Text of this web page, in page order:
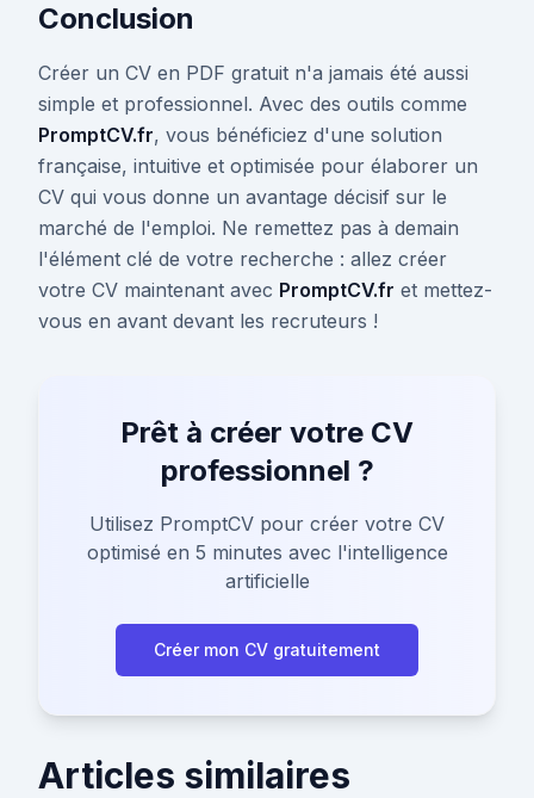
Conclusion
Créer un CV en PDF gratuit n'a jamais été aussi
simple et professionnel. Avec des outils comme
PromptCV.fr, vous bénéficiez d'une solution
française, intuitive et optimisée pour élaborer un
CV qui vous donne un avantage décisif sur le
marché de l'emploi. Ne remettez pas à demain
l'élément clé de votre recherche : allez créer
votre CV maintenant avec PromptCV.fr et mettez-
vous en avant devant les recruteurs !
Prêt à créer votre CV
professionnel ?
Utilisez PromptCV pour créer votre CV
optimisé en 5 minutes avec l'intelligence
artificielle
Créer mon CV gratuitement
Articles similaires